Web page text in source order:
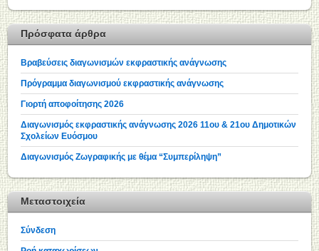
Πρόσφατα άρθρα
Βραβεύσεις διαγωνισμών εκφραστικής ανάγνωσης
Πρόγραμμα διαγωνισμού εκφραστικής ανάγνωσης
Γιορτή αποφοίτησης 2026
Διαγωνισμός εκφραστικής ανάγνωσης 2026 11ου & 21ου Δημοτικών
Σχολείων Ευόσμου
Διαγωνισμός Ζωγραφικής με θέμα “Συμπερίληψη”
Μεταστοιχεία
Σύνδεση